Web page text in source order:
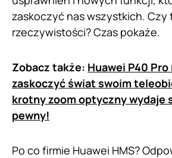
zaskoczyć nas wszystkich. Czy
rzeczywistości? Czas pokaże.
Zobacz także: Huawei P40 Pro
zaskoczyć świat swoim
krotny zoom optyczny wydaje
pewny!
Po co firmie Huawei HMS?